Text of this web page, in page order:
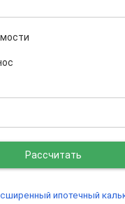
Рассчитать
ипотечный